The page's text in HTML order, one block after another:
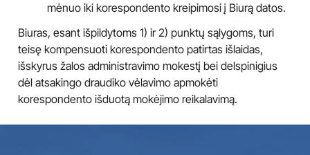
mėnuo iki korespondento kreipimosi į Biurą datos.
Biuras, esant išpildytoms 1) ir 2) punktų sąlygoms, turi
teisę kompensuoti korespondento patirtas išlaidas,
išskyrus žalos administravimo mokestį bei delspinigius
dėl atsakingo draudiko vėlavimo apmokėti
korespondento išduotą mokėjimo reikalavimą.